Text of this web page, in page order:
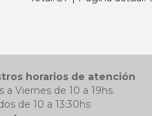
horarios de atención
a Viernes de 10 a 19hs.
de 10 a 13:30hs